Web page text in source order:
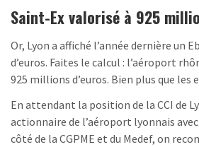
Saint-Ex valorisé à 925
Or, Lyon a affiché l’année dernière un
d’euros. Faites le calcul : l’aéroport
925 millions d’euros. Bien plus que
En attendant la position de la CCI de
actionnaire de l’aéroport lyonnais
côté de la CGPME et du Medef, on